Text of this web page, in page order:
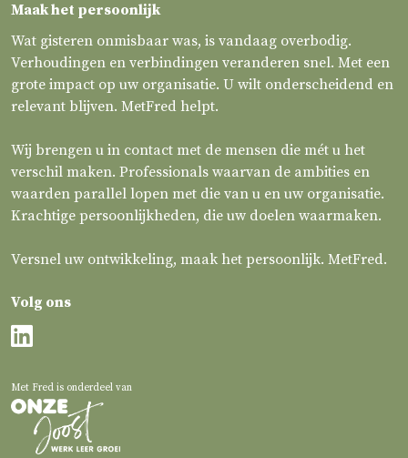
Maak het persoonlijk
Wat gisteren onmisbaar was, is vandaag overbodig.
Verhoudingen en verbindingen veranderen snel. Met een
grote impact op uw organisatie. U wilt onderscheidend en
relevant blijven. MetFred helpt.
Wij brengen u in contact met de mensen die mét u het
verschil maken. Professionals waarvan de ambities en
waarden parallel lopen met die van u en uw organisatie.
Krachtige persoonlijkheden, die uw doelen waarmaken.
Versnel uw ontwikkeling, maak het persoonlijk. MetFred.
Volg ons
Met Fred is onderdeel van